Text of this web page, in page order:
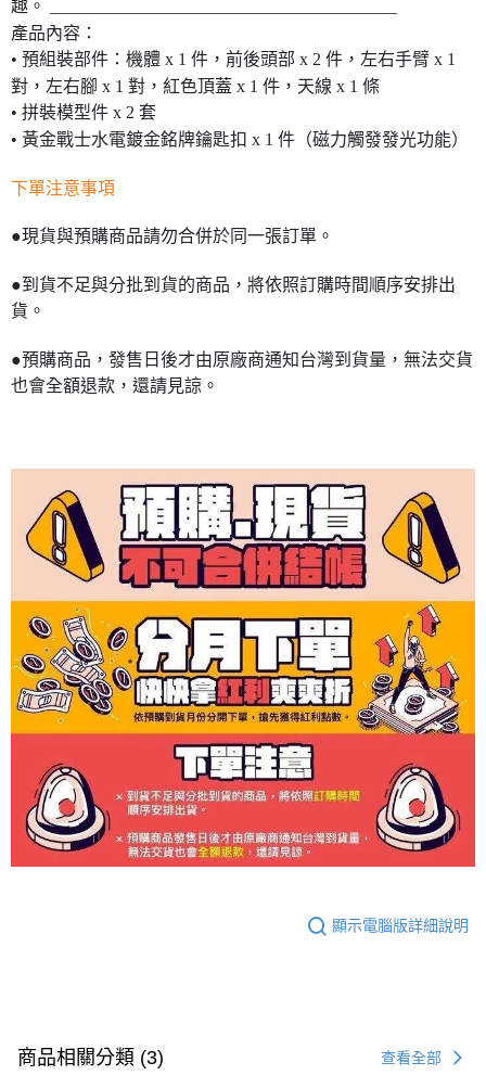
趣。 ________________________________________
產品內容：
• 預組裝部件：機體 x 1 件，前後頭部 x 2 件，左右手臂 x 1
對，左右腳 x 1 對，紅色頂蓋 x 1 件，天線 x 1 條
• 拼裝模型件 x 2 套
• 黃金戰士水電鍍金銘牌鑰匙扣 x 1 件（磁力觸發發光功能）
下單注意事項
●現貨與預購商品請勿合併於同一張訂單。
●到貨不足與分批到貨的商品，將依照訂購時間順序安排出
貨。
●預購商品，發售日後才由原廠商通知台灣到貨量，無法交貨
也會全額退款，還請見諒。
顯示電腦版詳細說明
商品相關分類 (3) 查看全部